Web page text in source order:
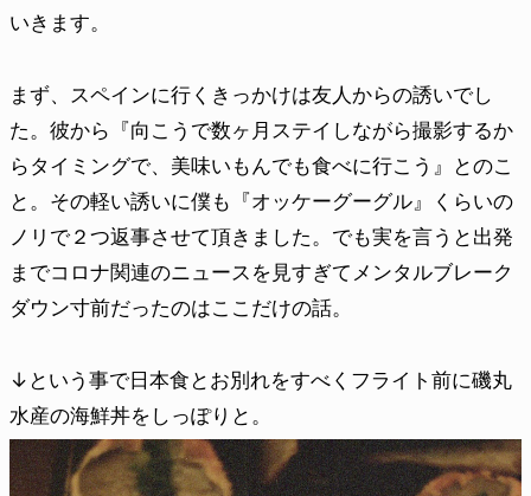
いきます。
まず、スペインに行くきっかけは友人からの誘いでし
た。彼から『向こうで数ヶ月ステイしながら撮影するか
らタイミングで、美味いもんでも食べに行こう』とのこ
と。その軽い誘いに僕も『オッケーグーグル』くらいの
ノリで２つ返事させて頂きました。でも実を言うと出発
までコロナ関連のニュースを見すぎてメンタルブレーク
ダウン寸前だったのはここだけの話。
↓という事で日本食とお別れをすべくフライト前に磯丸
水産の海鮮丼をしっぽりと。